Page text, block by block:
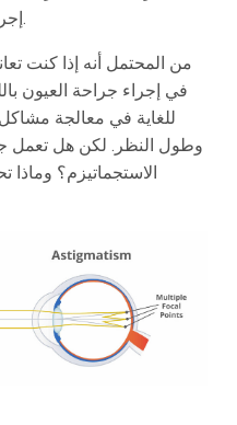
كل عام.
من المحتمل أنه إذا كنت
في إجراء جراحة العيون
للغاية في معالجة
وطول النظر. لكن هل تعمل
الاستجماتيزم؟